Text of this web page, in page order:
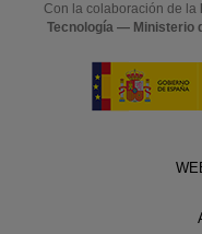
Con la colaboración de la
Tecnología — Ministerio